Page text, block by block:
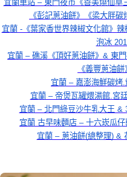
宜蘭車站 – 東門夜市《善美燒仙草
《彭記蔥油餅》《梁大胖
宜蘭 -《葉家香世界辣椒文化館》
泡冰
宜蘭 – 礁溪《頂好蔥油餅》& 東
《義豐蔥油
宜蘭 – 嘉澎海鮮碳烤
宜蘭 – 帝煲瓦罐煨湯館.宮
宜蘭 – 北門綠豆沙牛乳大王 &
宜蘭 古早味麵店 – 十六崁瓜
宜蘭 – 蔥油餅(總整理) &